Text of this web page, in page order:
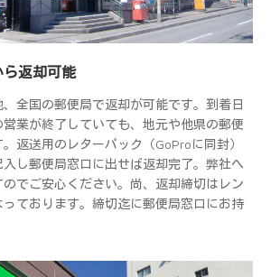
返却可能
全国の郵便局で返却が可能です。到着日
業が終了していても、地元や他県の郵便
返送用のレターパック（GoProに同封）
し郵便局窓口に出せば返却完了。弊社へ
でご安心ください。尚、返却締切はレン
っております。締切迄に郵便局窓口にお持